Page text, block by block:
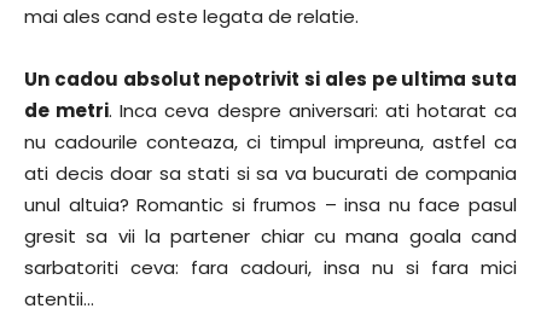
mai ales cand este legata de relatie.
Un cadou absolut nepotrivit si ales pe ultima suta
de metri. Inca ceva despre aniversari: ati hotarat ca
nu cadourile conteaza, ci timpul impreuna, astfel ca
ati decis doar sa stati si sa va bucurati de compania
unul altuia? Romantic si frumos – insa nu face pasul
gresit sa vii la partener chiar cu mana goala cand
sarbatoriti ceva: fara cadouri, insa nu si fara mici
atentii…